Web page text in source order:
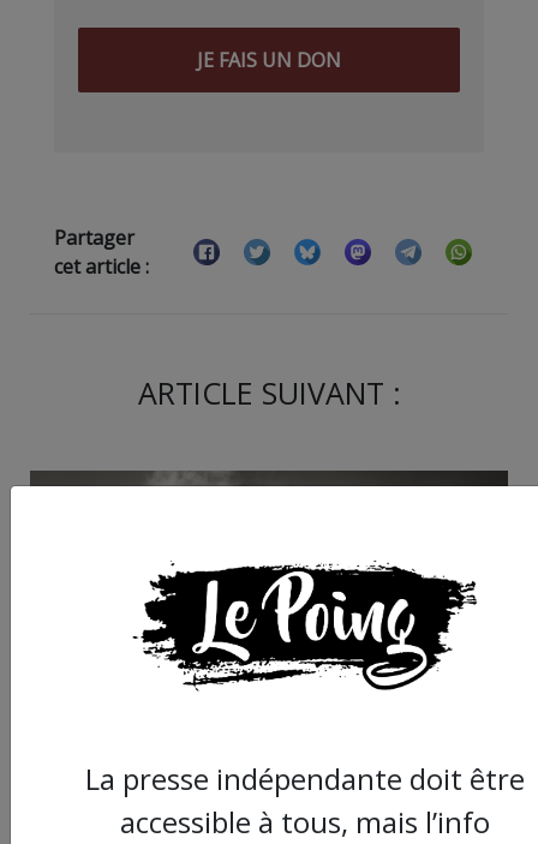
JE FAIS UN DON
Partager
cet article :
ARTICLE SUIVANT :
Climat : une prise de
l'urgence de la lutte
contre le
La presse indépendante doit être
accessible à tous, mais l’info